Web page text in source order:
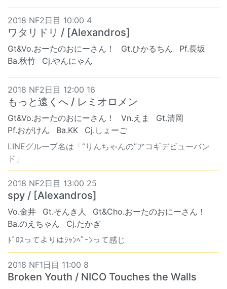
2018 NF2日目 10:00 4
ワタリドリ / [Alexandros]
Gt&Vo.おーたのおにーさん！ Gt.ひかるちん
Pf.長坂
Ba.秋竹
Cj.やんにゃん
2018 NF2日目 12:00 16
もっと遠くへ / レミオロメン
Gt&Vo.おーたのおにーさん！ Vn.えま
Gt.清岡
Pf.おがけん
Ba.KK
Cj.しょーご
LINEグループ名は「“りんちゃんの”アコギデビューバン
ド」
2018 NF2日目 13:00 25
spy / [Alexandros]
Vo.金井 Gt.そんき人
Gt&Cho.おーたのおにーさん！
Ba.のえちゃん
Cj.たかぎ
ﾄﾞﾛｽってよりはｼｬﾝﾍﾟｰﾝって感じ
2018 NF1日目 11:00 8
Broken Youth / NICO Touches the Walls